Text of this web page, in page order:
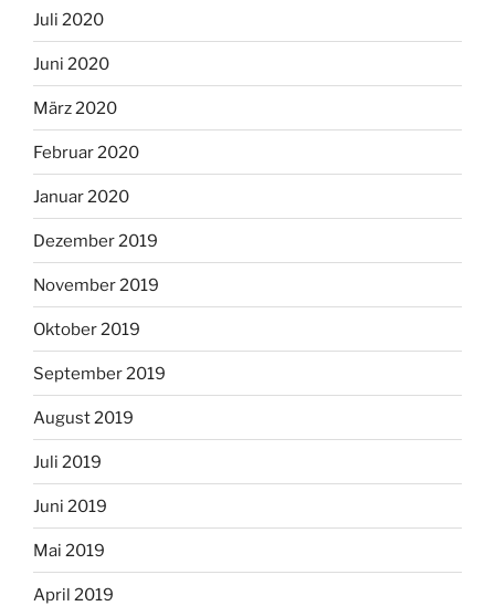
Juli 2020
Juni 2020
März 2020
Februar 2020
Januar 2020
Dezember 2019
November 2019
Oktober 2019
September 2019
August 2019
Juli 2019
Juni 2019
Mai 2019
April 2019